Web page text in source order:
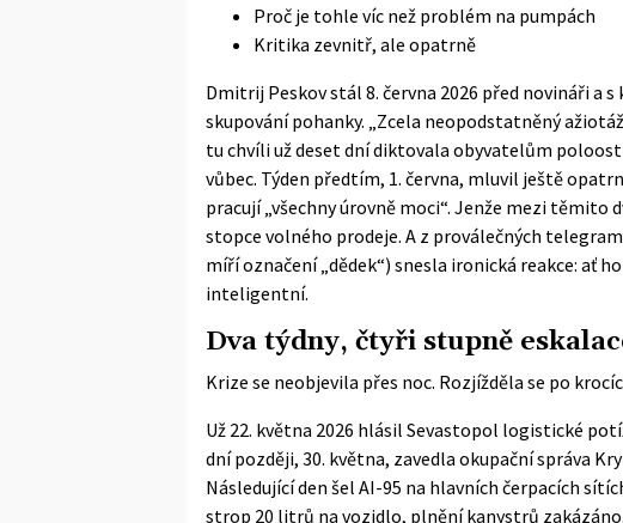
Proč je tohle víc než problém na pumpách
Kritika zevnitř, ale opatrně
Dmitrij Peskov stál 8. června 2026 před novináři a
skupování pohanky. „Zcela neopodstatněný
tu chvíli už deset dní diktovala obyvatelům
vůbec. Týden předtím, 1. června, mluvil ještě
pracují „všechny úrovně moci“. Jenže mezi
stopce volného prodeje. A z proválečných
míří označení „dědek“) snesla ironická reakce: ať
inteligentní.
Dva týdny, čtyři stupně
Krize se neobjevila přes noc. Rozjížděla se po
Už 22. května 2026 hlásil Sevastopol logistické
dní později, 30. května, zavedla okupační správa
Následující den šel AI-95 na hlavních čerpacích
strop 20 litrů na vozidlo, plnění kanystrů zakázáno.